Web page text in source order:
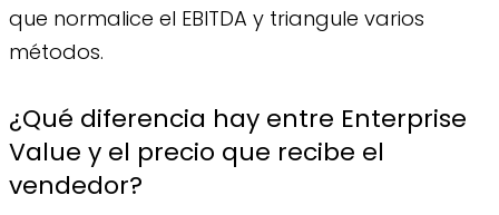
que normalice el EBITDA y triangule varios
métodos.
¿Qué diferencia hay entre Enterprise
Value y el precio que recibe el
vendedor?